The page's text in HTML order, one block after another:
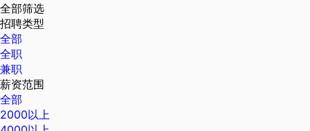
全部筛选
招聘类型
全部
全职
兼职
薪资范围
全部
2000以上